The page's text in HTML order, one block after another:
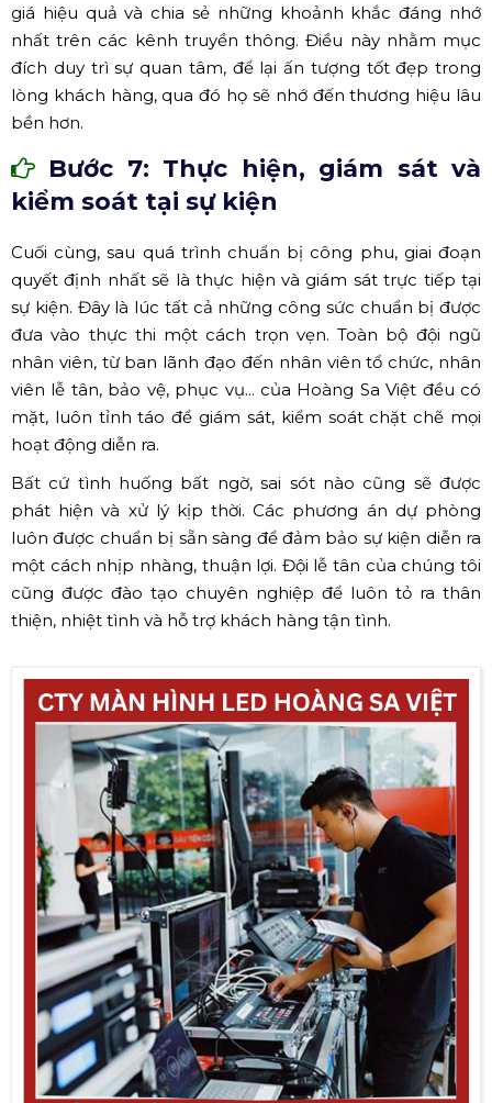
giá hiệu quả và chia sẻ những khoảnh khắc đáng nhớ
nhất trên các kênh truyền thông. Điều này nhằm mục
đích duy trì sự quan tâm, để lại ấn tượng tốt đẹp trong
lòng khách hàng, qua đó họ sẽ nhớ đến thương hiệu lâu
bền hơn.
Bước 7: Thực hiện, giám sát và
kiểm soát tại sự kiện
Cuối cùng, sau quá trình chuẩn bị công phu, giai đoạn
quyết định nhất sẽ là thực hiện và giám sát trực tiếp tại
sự kiện. Đây là lúc tất cả những công sức chuẩn bị được
đưa vào thực thi một cách trọn vẹn. Toàn bộ đội ngũ
nhân viên, từ ban lãnh đạo đến nhân viên tổ chức, nhân
viên lễ tân, bảo vệ, phục vụ... của Hoàng Sa Việt đều có
mặt, luôn tỉnh táo để giám sát, kiểm soát chặt chẽ mọi
hoạt động diễn ra.
Bất cứ tình huống bất ngờ, sai sót nào cũng sẽ được
phát hiện và xử lý kịp thời. Các phương án dự phòng
luôn được chuẩn bị sẵn sàng để đảm bảo sự kiện diễn ra
một cách nhịp nhàng, thuận lợi. Đội lễ tân của chúng tôi
cũng được đào tạo chuyên nghiệp để luôn tỏ ra thân
thiện, nhiệt tình và hỗ trợ khách hàng tận tình.